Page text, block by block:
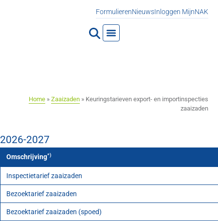
FormulierenNieuwsInloggen MijnNAK
Home » Zaaizaden » Keuringstarieven export- en importinspecties
zaaizaden
2026-2027
Omschrijving*)
Inspectietarief zaaizaden
Bezoektarief zaaizaden
Bezoektarief zaaizaden (spoed)